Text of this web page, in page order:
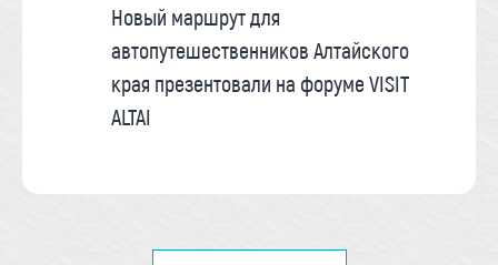
Новый маршрут для
автопутешественников Алтайского
края презентовали на форуме VISIT
ALTAI